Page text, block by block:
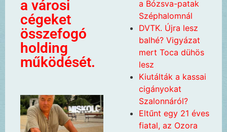
a városi
cégeket
összefogó
holding
működését.
a Bózsva-patak
Széphalomnál
DVTK. Újra lesz
balhé? Vigyázat
mert Toca dühös
lesz
Kiutálták a kassai
cigányokat
Szalonnáról?
Eltűnt egy 21 éves
fiatal, az Ozora